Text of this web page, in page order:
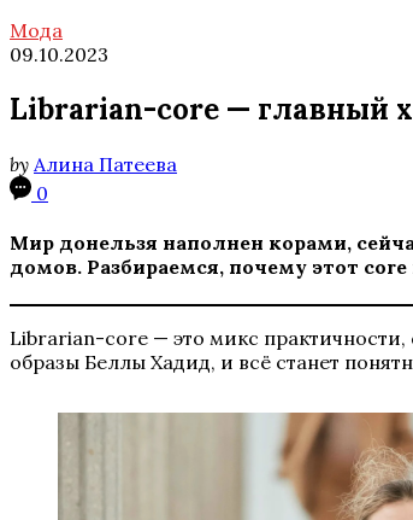
Мода
09.10.2023
Librarian-core — главный
by Алина Патеева
0
Мир донельзя наполнен корами,
домов. Разбираемся, почему этот
Librarian-core — это микс практичности,
образы Беллы Хадид, и всё станет